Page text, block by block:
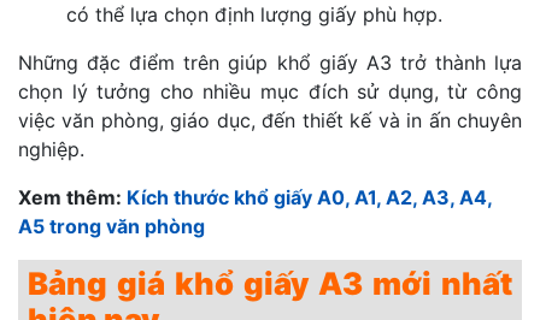
có thể lựa chọn định lượng giấy phù hợp.
Những đặc điểm trên giúp khổ giấy A3 trở thành lựa
chọn lý tưởng cho nhiều mục đích sử dụng, từ công
việc văn phòng, giáo dục, đến thiết kế và in ấn chuyên
nghiệp.
Xem thêm: Kích thước khổ giấy A0, A1, A2, A3, A4,
A5 trong văn phòng
Bảng giá khổ giấy A3 mới nhất